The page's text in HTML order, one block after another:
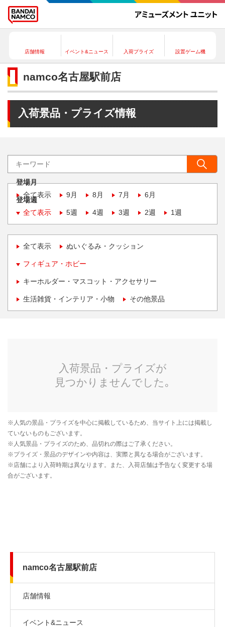
店舗情報 イベント&ニュース 入荷プライズ 設置ゲーム機
namco名古屋駅前店
入荷景品・プライズ情報
登場月
全て表示
9月 8月 7月 6月
登場週
全て表示
5週 4週 3週 2週 1週
全て表示 ぬいぐるみ・クッション
フィギュア・ホビー
キーホルダー・マスコット・アクセサリー
生活雑貨・インテリア・小物 その他景品
namco名古屋駅前店
店舗情報
イベント&ニュース